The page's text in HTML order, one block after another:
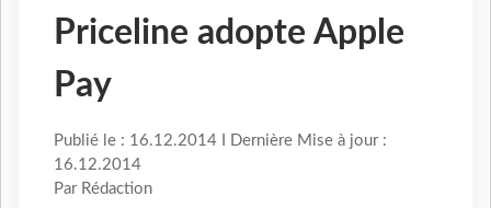
Priceline adopte Apple
Pay
Publié le : 16.12.2014 I Dernière Mise à jour :
16.12.2014
Par Rédaction